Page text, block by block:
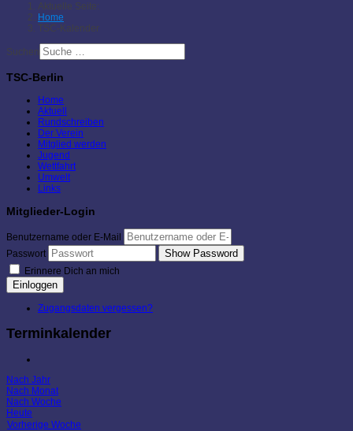
Aktuelle Seite:
Home
TSC-Kalender
Suchen
TSC-Berlin
Home
Aktuell
Rundschreiben
Der Verein
Mitglied werden
Jugend
Wettfahrt
Umwelt
Links
Mitglieder-Login
Benutzername oder E-Mail
Passwort
Show Password
Erinnere Dich an mich
Einloggen
Zugangsdaten vergessen?
Terminkalender
Nach Jahr
Nach Monat
Nach Woche
Heute
Vorherige Woche